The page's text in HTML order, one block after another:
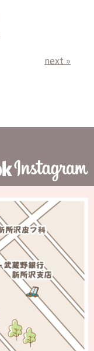
next »